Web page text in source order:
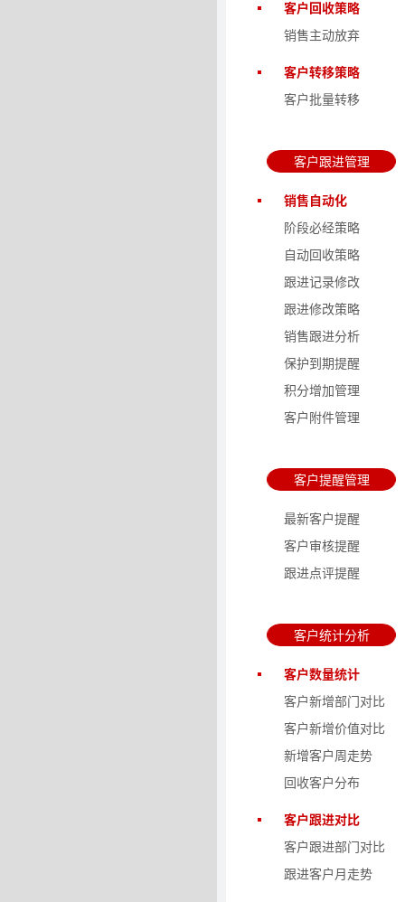
客户回收策略
销售主动放弃
客户转移策略
客户批量转移
客户跟进管理
销售自动化
阶段必经策略
自动回收策略
跟进记录修改
跟进修改策略
销售跟进分析
保护到期提醒
积分增加管理
客户附件管理
客户提醒管理
最新客户提醒
客户审核提醒
跟进点评提醒
客户统计分析
客户数量统计
客户新增部门对比
客户新增价值对比
新增客户周走势
回收客户分布
客户跟进对比
客户跟进部门对比
跟进客户月走势